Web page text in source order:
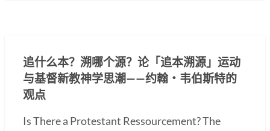
追什么本？溯哪个源？论「追本溯源」运动
与基督新教神学思潮——约翰・韦伯斯特的
观点
Is There a Protestant Ressourcement? The